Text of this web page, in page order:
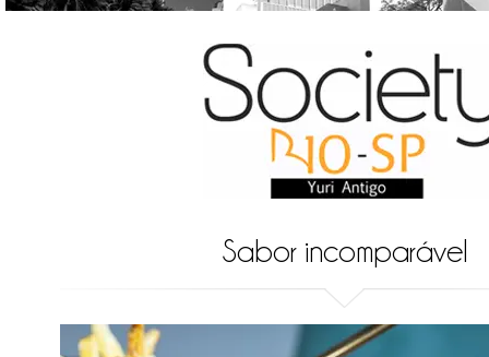
Sabor incomparável